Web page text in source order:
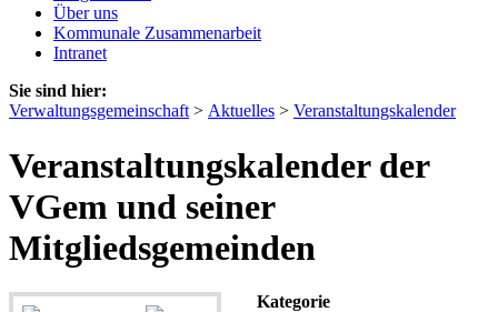
Über uns
Kommunale Zusammenarbeit
Intranet
Sie sind hier:
Verwaltungsgemeinschaft > Aktuelles > Veranstaltungskalender
Veranstaltungskalender der
VGem und seiner
Mitgliedsgemeinden
Kategorie